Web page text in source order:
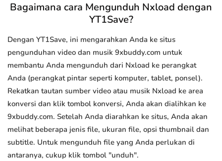
Bagaimana cara Mengunduh Nxload dengan
YT1Save?
Dengan YT1Save, ini mengarahkan Anda ke situs
pengunduhan video dan musik 9xbuddy.com untuk
membantu Anda mengunduh dari Nxload ke perangkat
Anda (perangkat pintar seperti komputer, tablet, ponsel).
Rekatkan tautan sumber video atau musik Nxload ke area
konversi dan klik tombol konversi, Anda akan dialihkan ke
9xbuddy.com. Setelah Anda diarahkan ke situs, Anda akan
melihat beberapa jenis file, ukuran file, opsi thumbnail dan
subtitle. Untuk mengunduh file yang Anda perlukan di
antaranya, cukup klik tombol "unduh".